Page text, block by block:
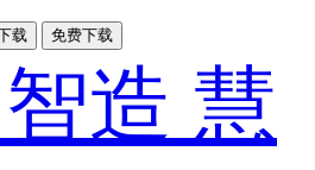
载 免费下载
造 慧